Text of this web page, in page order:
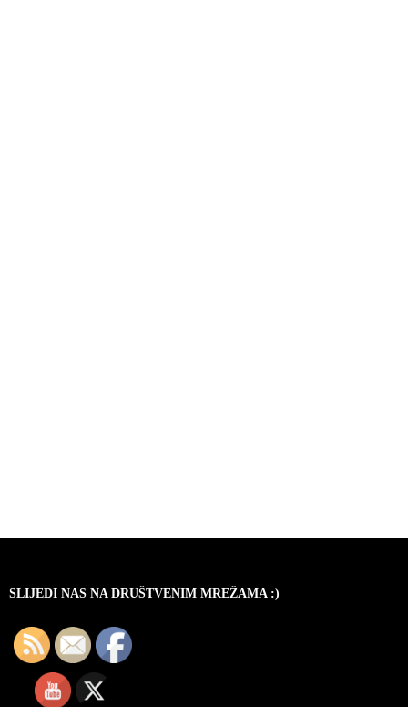
SLIJEDI NAS NA DRUŠTVENIM MREŽAMA :)